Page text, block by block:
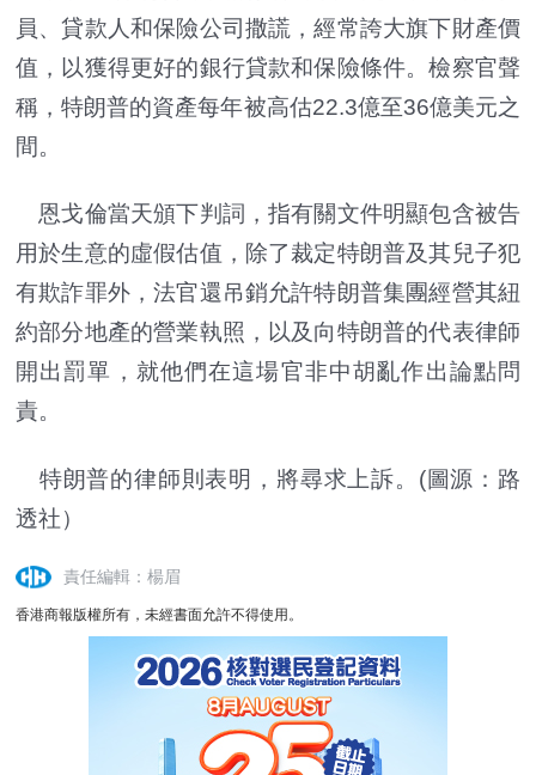
員、貸款人和保險公司撒謊，經常誇大旗下財產價
值，以獲得更好的銀行貸款和保險條件。檢察官聲
稱，特朗普的資產每年被高估22.3億至36億美元之
間。
恩戈倫當天頒下判詞，指有關文件明顯包含被告
用於生意的虛假估值，除了裁定特朗普及其兒子犯
有欺詐罪外，法官還吊銷允許特朗普集團經營其紐
約部分地產的營業執照，以及向特朗普的代表律師
開出罰單，就他們在這場官非中胡亂作出論點問
責。
特朗普的律師則表明，將尋求上訴。(圖源：路
透社）
責任編輯：楊眉
香港商報版權所有，未經書面允許不得使用。